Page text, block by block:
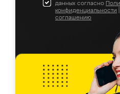
данных согласно
конфиденциальности
соглашению